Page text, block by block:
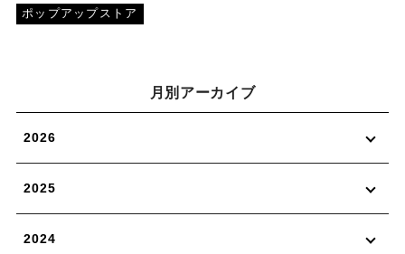
ポップアップストア
月別アーカイブ
2026
2025
2024